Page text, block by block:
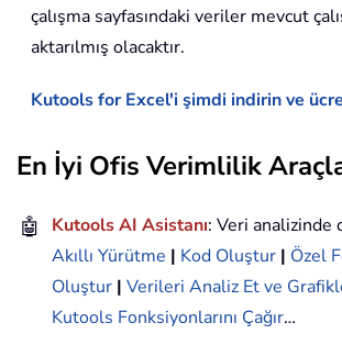
çalışma sayfasındaki veriler mevcut
aktarılmış olacaktır.
Kutools for Excel'i şimdi indirin ve
En İyi Ofis Verimlilik
🤖 Kutools AI Asistanı: Veri analizinde
Akıllı Yürütme | Kod Oluştur | Özel
Oluştur | Verileri Analiz Et ve
Kutools Fonksiyonlarını Çağır…